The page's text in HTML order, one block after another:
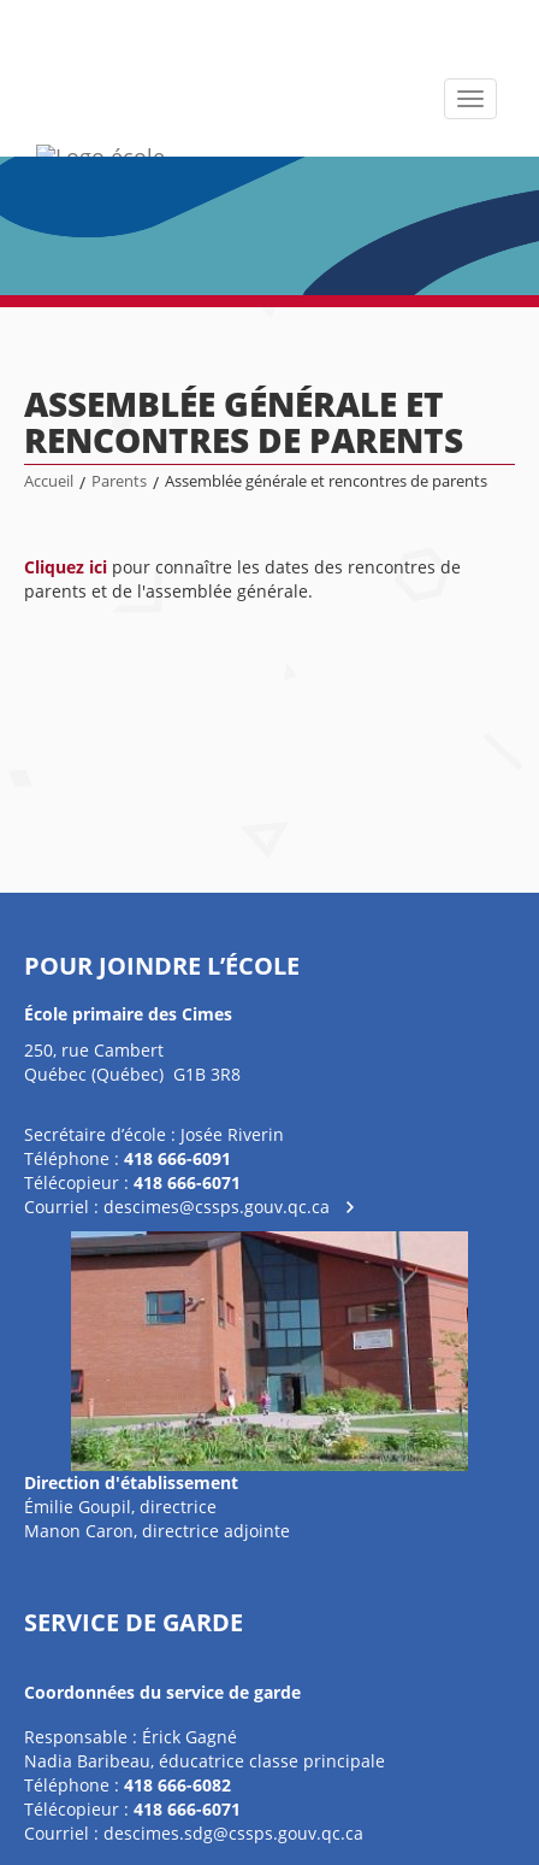
Toggle
ASSEMBLÉE GÉNÉRALE ET
RENCONTRES DE PARENTS
Accueil / Parents / Assemblée générale et rencontres de parents
Cliquez ici pour connaître les dates des rencontres de
parents et de l'assemblée générale.
POUR JOINDRE L’ÉCOLE
École primaire des Cimes
250, rue Cambert
Québec (Québec) G1B 3R8
Secrétaire d’école : Josée Riverin
Téléphone : 418 666-6091
Télécopieur : 418 666-6071
Courriel : descimes@cssps.gouv.qc.ca
Direction d'établissement
Émilie Goupil, directrice
Manon Caron, directrice adjointe
SERVICE DE GARDE
Coordonnées du service de garde
Responsable : Érick Gagné
Nadia Baribeau, éducatrice classe principale
Téléphone : 418 666-6082
Télécopieur : 418 666-6071
Courriel : descimes.sdg@cssps.gouv.qc.ca